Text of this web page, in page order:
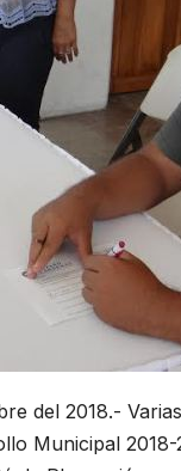
del 2018.-
Municipal